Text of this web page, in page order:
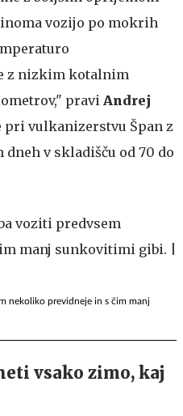
vozijo po mokrih
z nizkim kotalnim
pravi Andrej
pri vulkanizerstvu Špan z
v skladišču od 70 do
nekoliko previdneje in s čim manj
vsako zimo, kaj